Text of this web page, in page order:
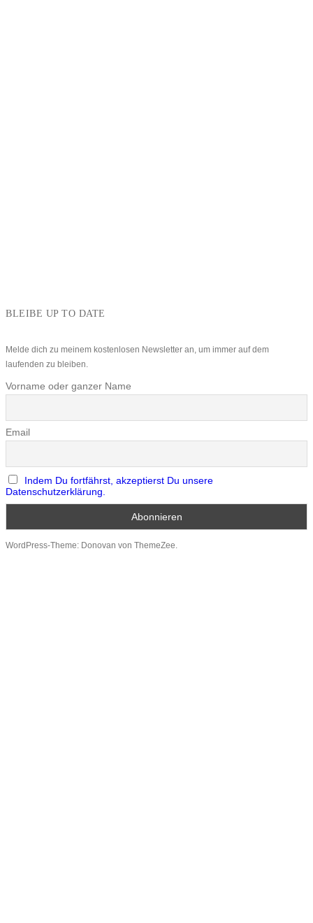
BLEIBE UP TO DATE
Melde dich zu meinem kostenlosen Newsletter an, um immer auf dem
laufenden zu bleiben.
Vorname oder ganzer Name
Email
Indem Du fortfährst, akzeptierst Du unsere
Datenschutzerklärung.
WordPress-Theme: Donovan von ThemeZee.